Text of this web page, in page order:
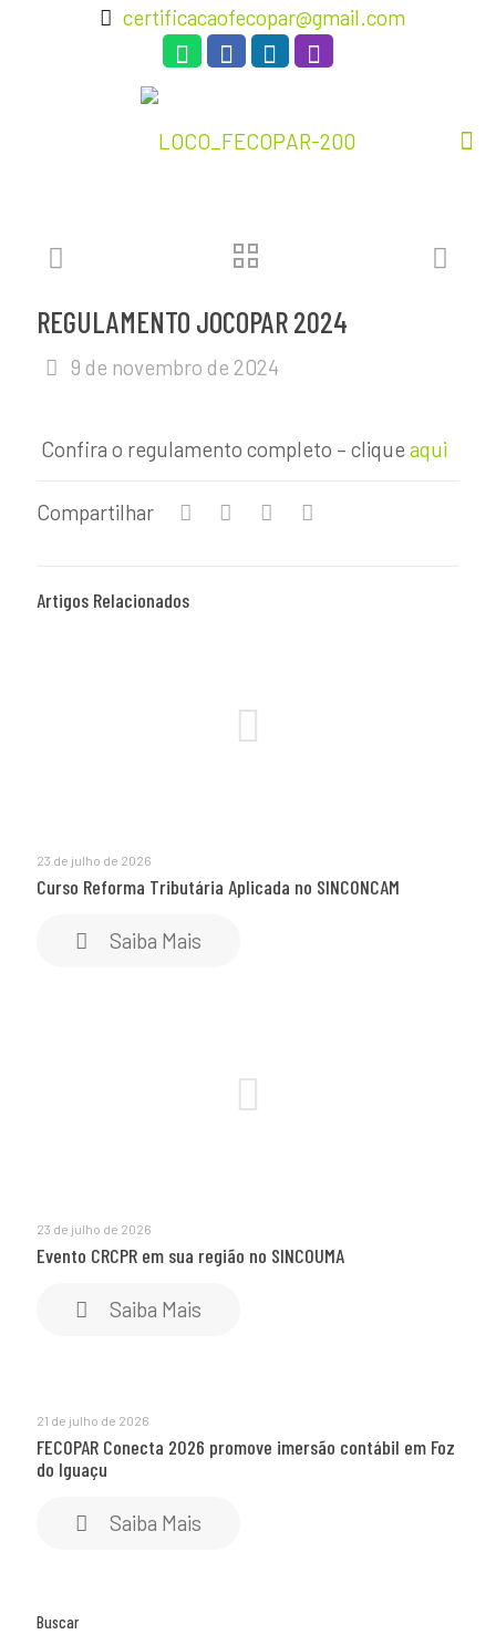
certificacaofecopar@gmail.com
REGULAMENTO JOCOPAR 2024
9 de novembro de 2024
Confira o regulamento completo – clique aqui
Compartilhar
Artigos Relacionados
23 de julho de 2026
Curso Reforma Tributária Aplicada no SINCONCAM
Saiba Mais
23 de julho de 2026
Evento CRCPR em sua região no SINCOUMA
Saiba Mais
21 de julho de 2026
FECOPAR Conecta 2026 promove imersão contábil em Foz
do Iguaçu
Saiba Mais
Buscar